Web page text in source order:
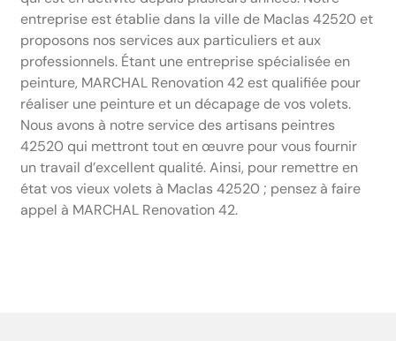
entreprise est établie dans la ville de Maclas 42520 et
proposons nos services aux particuliers et aux
professionnels. Étant une entreprise spécialisée en
peinture, MARCHAL Renovation 42 est qualifiée pour
réaliser une peinture et un décapage de vos volets.
Nous avons à notre service des artisans peintres
42520 qui mettront tout en œuvre pour vous fournir
un travail d’excellent qualité. Ainsi, pour remettre en
état vos vieux volets à Maclas 42520 ; pensez à faire
appel à MARCHAL Renovation 42.